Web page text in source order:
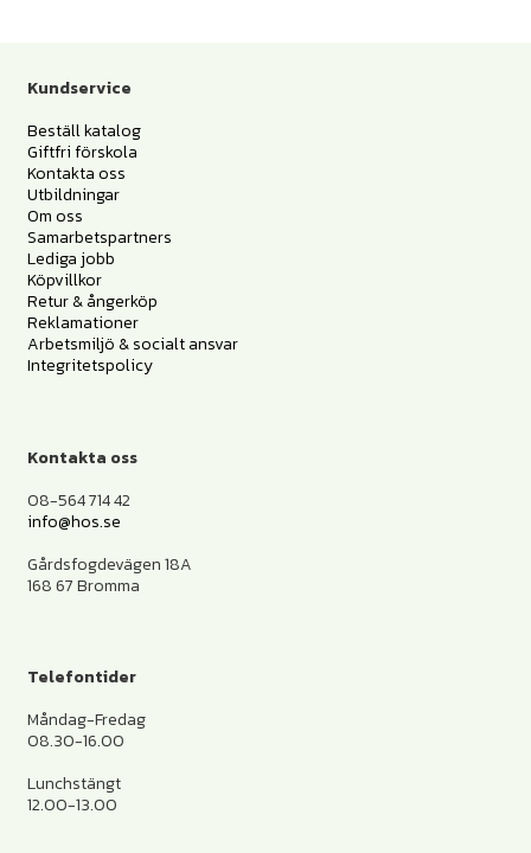
Kundservice
Beställ katalog
Giftfri förskola
Kontakta oss
Utbildningar
Om oss
Samarbetspartners
Lediga jobb
Köpvillkor
Retur & ångerköp
Reklamationer
Arbetsmiljö & socialt ansvar
Integritetspolicy
Kontakta oss
08-564 714 42
info@hos.se
Gårdsfogdevägen 18A
168 67 Bromma
Telefontider
Måndag-Fredag
08.30-16.00
Lunchstängt
12.00-13.00